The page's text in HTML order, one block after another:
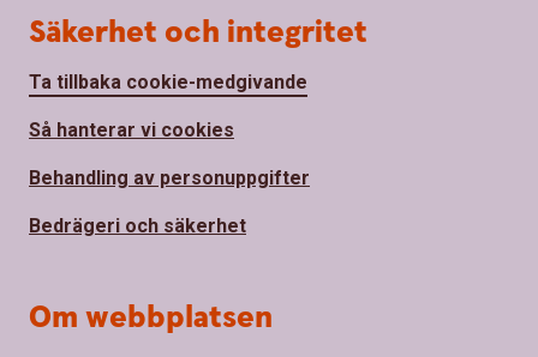
Säkerhet och integritet
Ta tillbaka cookie-medgivande
Så hanterar vi cookies
Behandling av personuppgifter
Bedrägeri och säkerhet
Om webbplatsen